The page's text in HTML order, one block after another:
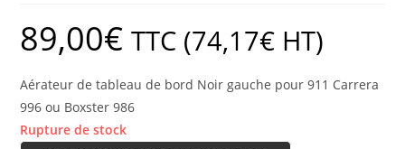
89,00€ TTC (74,17€ HT)
Aérateur de tableau de bord Noir gauche pour 911 Carrera
996 ou Boxster 986
Rupture de stock